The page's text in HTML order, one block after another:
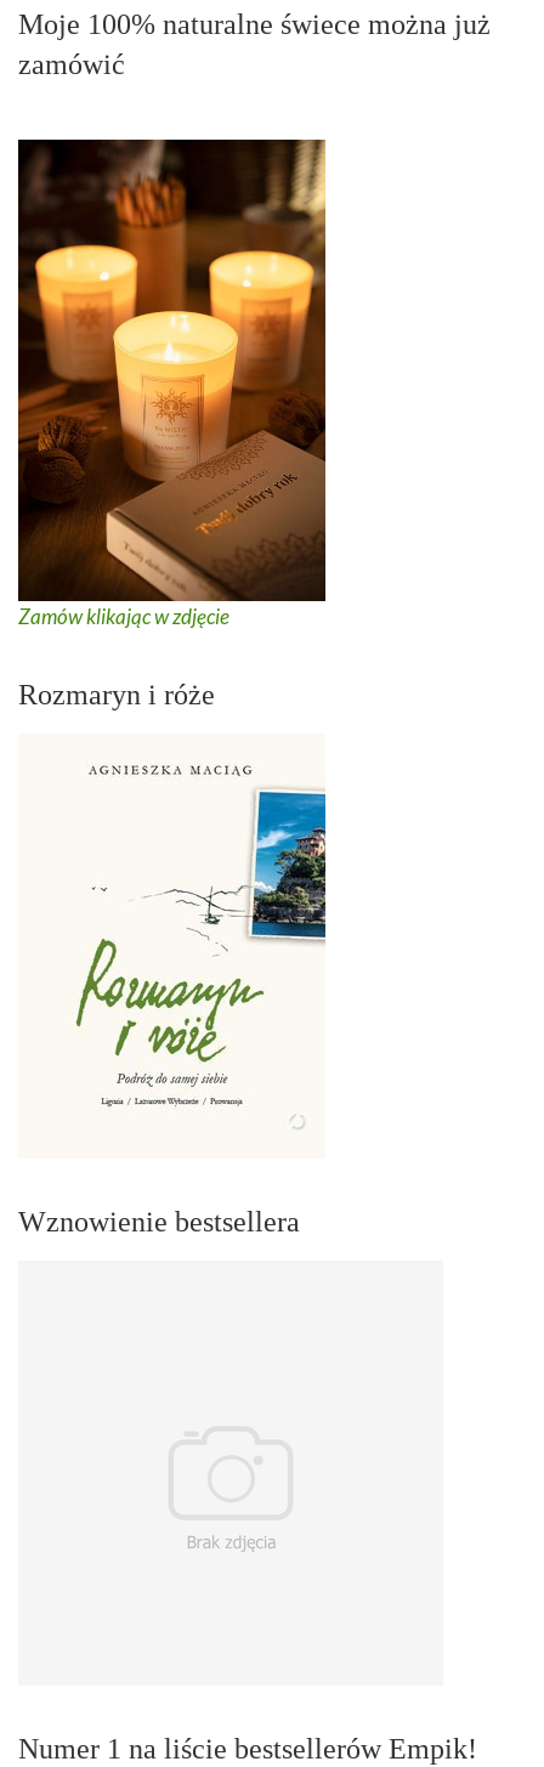
Moje 100% naturalne świece można już
zamówić
Zamów klikając w zdjęcie
Rozmaryn i róże
Wznowienie bestsellera
Numer 1 na liście bestsellerów Empik!